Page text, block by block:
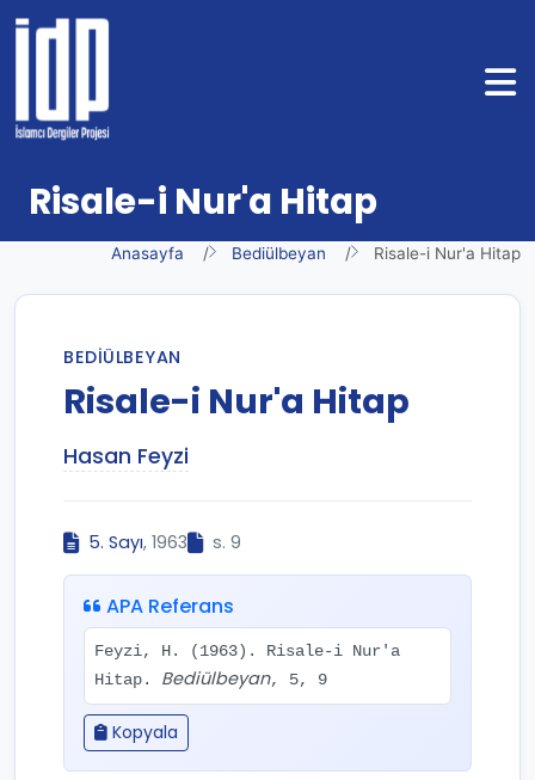
Risale-i Nur'a Hitap
Anasayfa Bediülbeyan Risale-i Nur'a Hitap
BEDIÜLBEYAN
Risale-i Nur'a Hitap
Hasan Feyzi
5. Sayı, 1963 s. 9
APA Referans
Feyzi, H. (1963). Risale-i Nur'a
Hitap. Bediülbeyan, 5, 9
Kopyala